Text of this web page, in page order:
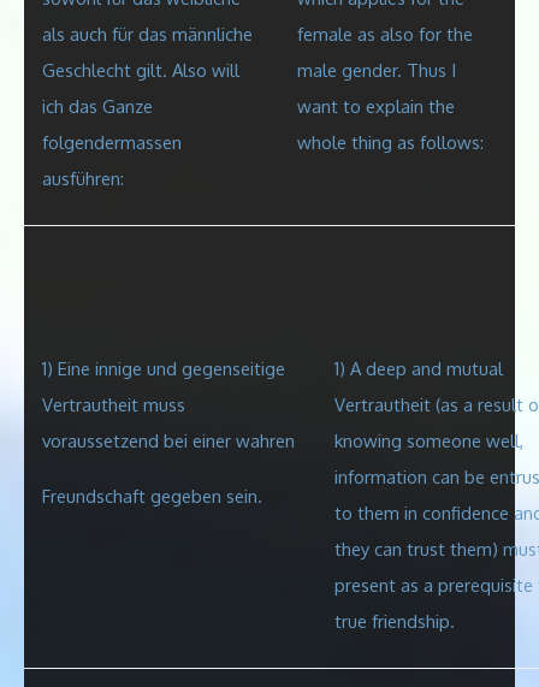
als auch für das männliche
Geschlecht gilt. Also will
ich das Ganze
folgendermassen
ausführen:
female as also for the
male gender. Thus I
want to explain the
whole thing as follows:
1) Eine innige und gegenseitige
Vertrautheit muss
voraussetzend bei einer wahren
Freundschaft gegeben sein.
1) A deep and mutual
Vertrautheit (as a result
knowing someone well,
information can be
to them in confidence
they can trust them)
present as a prerequisite
true friendship.